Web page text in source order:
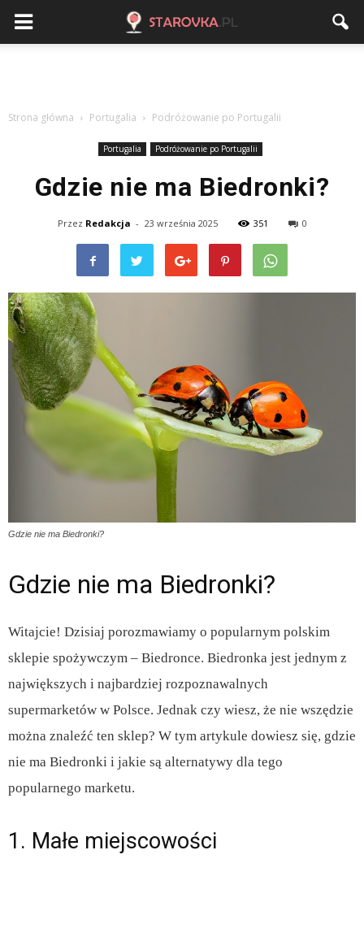
Strona główna Portugalia Podróżowanie po Portugalii
Portugalia Podróżowanie po Portugalii
Gdzie nie ma Biedronki?
Przez Redakcja - 23 września 2025 351 0
Gdzie nie ma Biedronki?
Gdzie nie ma Biedronki?
Witajcie! Dzisiaj porozmawiamy o popularnym polskim
sklepie spożywczym – Biedronce. Biedronka jest jednym z
największych i najbardziej rozpoznawalnych
supermarketów w Polsce. Jednak czy wiesz, że nie wszędzie
można znaleźć ten sklep? W tym artykule dowiesz się, gdzie
nie ma Biedronki i jakie są alternatywy dla tego
popularnego marketu.
1. Małe miejscowości